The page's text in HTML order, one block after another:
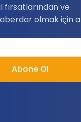
fırsatlarından ve
olmak için
Abone Ol